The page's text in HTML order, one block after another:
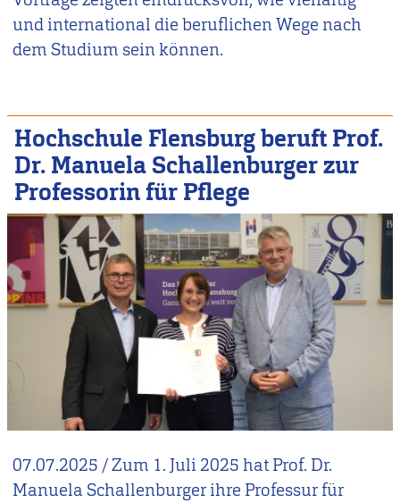
und international die beruflichen Wege nach
dem Studium sein können.
Hochschule Flensburg beruft Prof.
Dr. Manuela Schallenburger zur
Professorin für Pflege
07.07.2025 /Zum 1. Juli 2025 hat Prof. Dr.
Manuela Schallenburger ihre Professur für